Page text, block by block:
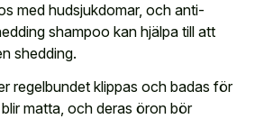
med hudsjukdomar, och anti-
shampoo kan hjälpa till att
shedding.
regelbundet klippas och badas för
matta, och deras öron bör